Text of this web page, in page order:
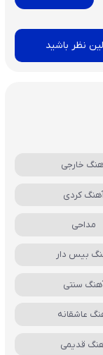
نظر باشید
خارجی
کردی
مداحی
بیس دار
سنتی
عاشقانه
قدیمی